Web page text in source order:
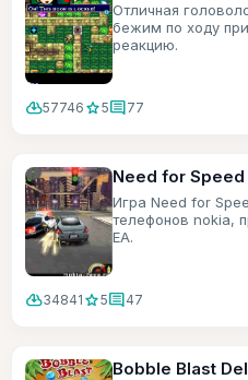
Отличная
бежим по ходу
реакцию.
cloud_download57746 star5comment77
Need for
Игра Need for
телефонов nokia,
ЕА.
cloud_download34841 star5comment47
Bobble Blast